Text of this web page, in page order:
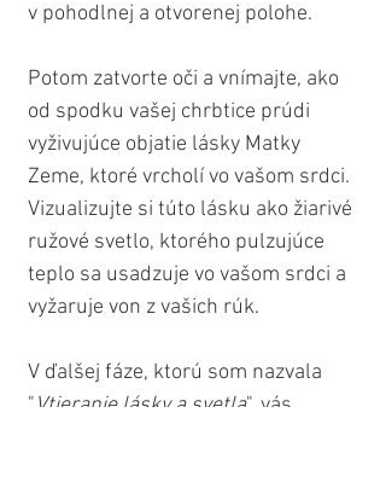
v pohodlnej a otvorenej polohe.
Potom zatvorte oči a vnímajte, ako
od spodku vašej chrbtice prúdi
vyživujúce objatie lásky Matky
Zeme, ktoré vrcholí vo vašom srdci.
Vizualizujte si túto lásku ako žiarivé
ružové svetlo, ktorého pulzujúce
teplo sa usadzuje vo vašom srdci a
vyžaruje von z vašich rúk.
V ďalšej fáze, ktorú som nazvala
"Vtieranie lásky a svetla", vás